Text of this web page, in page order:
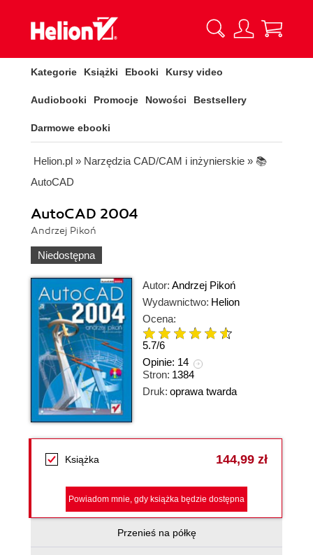
Kategorie Książki Ebooki Kursy video
Audiobooki Promocje Nowości Bestsellery
Darmowe ebooki
Helion.pl » Narzędzia CAD/CAM i inżynierskie » 📚
AutoCAD
AutoCAD 2004
Andrzej Pikoń
Niedostępna
Autor: Andrzej Pikoń
Wydawnictwo: Helion
Ocena:
5.7/6
Opinie: 14
Stron: 1384
Druk: oprawa twarda
Książka 144,99 zł
Powiadom mnie, gdy książka będzie dostępna
Przenieś na półkę